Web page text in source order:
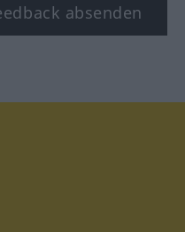
absenden